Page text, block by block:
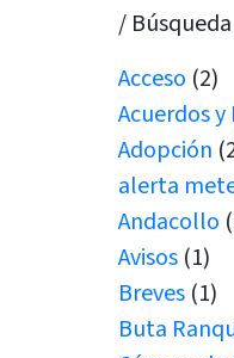
/
Acceso (2)
Acuerdos
Adopción
alerta
Andacollo
Avisos (1)
Breves (1)
Buta